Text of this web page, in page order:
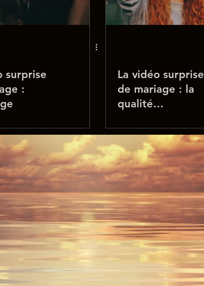
surprise
:
La vidéo surprise
de mariage : la
qualité